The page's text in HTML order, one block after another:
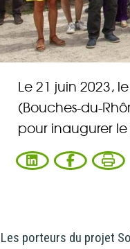
Le 21 juin 2023,
(Bouches-du-
pour inaugurer
Les porteurs du projet